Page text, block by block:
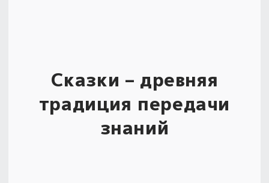
Сказки – древняя
традиция передачи
знаний